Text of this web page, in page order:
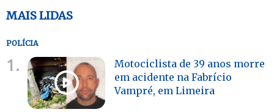
MAIS LIDAS
POLÍCIA
1.
Motociclista de 39 anos morre
em acidente na Fabrício
Vampré, em Limeira